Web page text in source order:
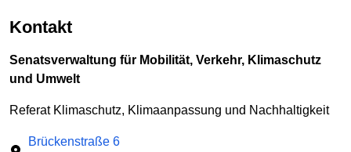
Kontakt
Senatsverwaltung für Mobilität, Verkehr, Klimaschutz
und Umwelt
Referat Klimaschutz, Klimaanpassung und Nachhaltigkeit
Brückenstraße 6